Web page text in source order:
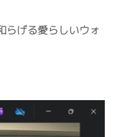
らげる愛らしいウォ